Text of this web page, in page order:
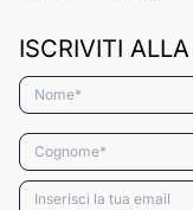
ISCRIVITI
Nome*
Cognome*
Email*